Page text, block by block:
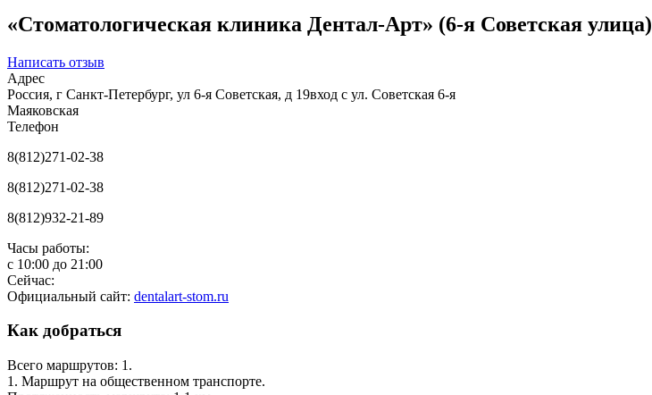
«Стоматологическая клиника Дентал-Арт» (6-я Советская улица)
Написать отзыв
Адрес
Россия, г Санкт-Петербург, ул 6-я Советская, д 19вход с ул. Советская 6-я
Маяковская
Телефон
8(812)271-02-38
8(812)271-02-38
8(812)932-21-89
Часы работы:
с 10:00 до 21:00
Сейчас:
Официальный сайт: dentalart-stom.ru
Как добраться
Всего маршрутов: 1.
1. Маршрут на общественном транспорте.